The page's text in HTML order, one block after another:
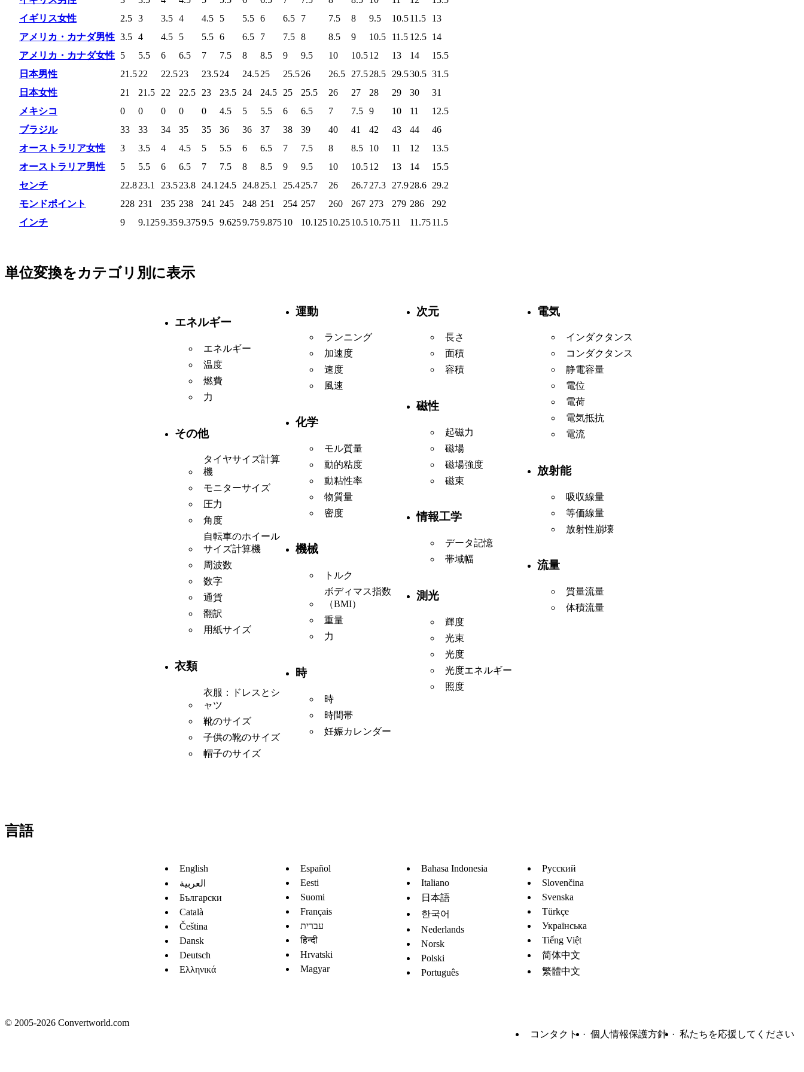
イギリス女性
2.5 3 3.5 4 4.5 5 5.5 6 6.5 7 7.5 8 9.5 10.511.5
13
アメリカ・カナダ男性 3.5 4 4.5 5 5.5 6 6.5 7 7.5 8 8.5 9 10.5 11.5 12.5 14
アメリカ・カナダ女性 5 5.5 6 6.5 7 7.5 8 8.5 9 9.5 10 10.512 13 14
15.5
日本男性
21.522 22.523 23.524 24.525 25.526 26.5 27.528.5 29.530.5 31.5
日本女性
21 21.5 22 22.5 23 23.5 24 24.5 25 25.5 26 27 28 29 30
31
メキシコ
0 0 0 0 0 4.5 5 5.5 6 6.5 7 7.5 9 10 11
12.5
ブラジル
33 33 34 35 35 36 36 37 38 39 40 41 42 43 44
46
オーストラリア女性
3 3.5 4 4.5 5 5.5 6 6.5 7 7.5 8 8.5 10 11 12
13.5
オーストラリア男性
5 5.5 6 6.5 7 7.5 8 8.5 9 9.5 10 10.512 13 14
15.5
センチ
22.823.1 23.523.8 24.1 24.5 24.825.1 25.425.7 26 26.727.3 27.928.6 29.2
モンドポイント
228 231 235 238 241 245 248 251 254 257 260 267 273 279 286
292
インチ
9 9.1259.359.3759.5 9.6259.759.87510 10.12510.2510.510.7511 11.7511.5
単位変換をカテゴリ別に表示
エネルギー
エネルギー
温度
燃費
力
その他
タイヤサイズ計算
機
モニターサイズ
圧力
角度
自転車のホイール
サイズ計算機
周波数
数字
通貨
翻訳
用紙サイズ
衣類
衣服：ドレスとシ
ャツ
靴のサイズ
子供の靴のサイズ
帽子のサイズ
運動
ランニング
加速度
速度
風速
化学
モル質量
動的粘度
動粘性率
物質量
密度
機械
トルク
ボディマス指数
（BMI）
重量
力
時
時
時間帯
妊娠カレンダー
次元
長さ
面積
容積
磁性
起磁力
磁場
磁場強度
磁束
情報工学
データ記憶
帯域幅
測光
輝度
光束
光度
光度エネルギー
照度
電気
インダクタンス
コンダクタンス
静電容量
電位
電荷
電気抵抗
電流
放射能
吸収線量
等価線量
放射性崩壊
流量
質量流量
体積流量
言語
English
العربية
Български
Català
Čeština
Dansk
Deutsch
Ελληνικά
Español
Eesti
Suomi
Français
עברית
हिन्दी
Hrvatski
Magyar
Bahasa Indonesia
Italiano
日本語
한국어
Nederlands
Norsk
Polski
Português
Русский
Slovenčina
Svenska
Türkçe
Украïнська
Tiếng Việt
简体中文
繁體中文
© 2005-2026 Convertworld.com
コンタクト
個人情報保護方針 私たちを応援してください